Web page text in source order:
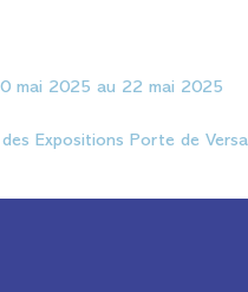
mai 2025 au 22 mai 2025
des Expositions Porte de